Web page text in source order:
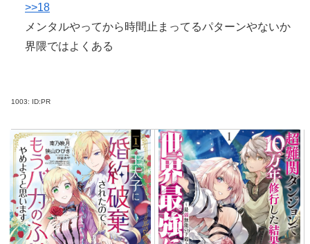
>>18
メンタルやってから時間止まってるパターンやないか
界隈ではよくある
1003: ID:PR